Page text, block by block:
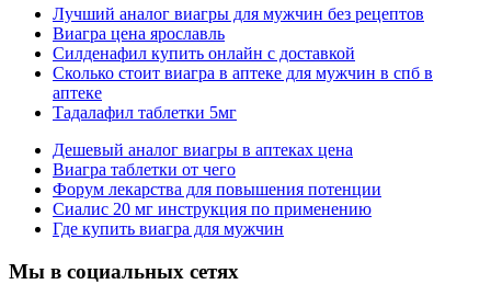
Лучший аналог виагры для мужчин без рецептов
Виагра цена ярославль
Силденафил купить онлайн с доставкой
Сколько стоит виагра в аптеке для мужчин в спб в
аптеке
Тадалафил таблетки 5мг
Дешевый аналог виагры в аптеках цена
Виагра таблетки от чего
Форум лекарства для повышения потенции
Сиалис 20 мг инструкция по применению
Где купить виагра для мужчин
Мы в социальных сетях